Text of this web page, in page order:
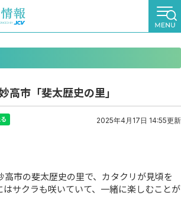
高市「斐太歴史の里」
2025年4月17日 14:55更新
高市の斐太歴史の里で、カタクリが見頃を
はサクラも咲いていて、一緒に楽しむことが